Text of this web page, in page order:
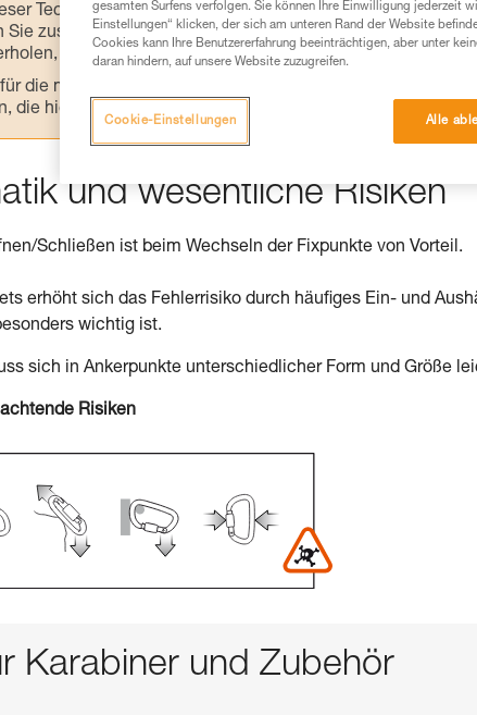
Techniken setzt eine entsprechende Ausbildung und ein
Sie zusammen mit einem Profi, ob Sie in der Lage sind, den
bevor Sie ihn eigenständig durchführen.
die mit Ihrer Aktivität verbundenen Techniken.
die hier nicht beschrieben werden.
und wesentliche Risiken
Schließen ist beim Wechseln der Fixpunkte von Vorteil.
erhöht sich das Fehlerrisiko durch häufiges Ein- und
wichtig ist.
sich in Ankerpunkte unterschiedlicher Form und Größe
Risiken
Karabiner und Zubehör
gesamten Surfens verfolgen. Sie können Ihre Einwilligung jederzeit
Einstellungen“ klicken, der sich am unteren Rand der Website
Cookies kann Ihre Benutzererfahrung beeinträchtigen, aber unter
daran hindern, auf unsere Website zuzugreifen.
Alle
Cookie-Einstellungen